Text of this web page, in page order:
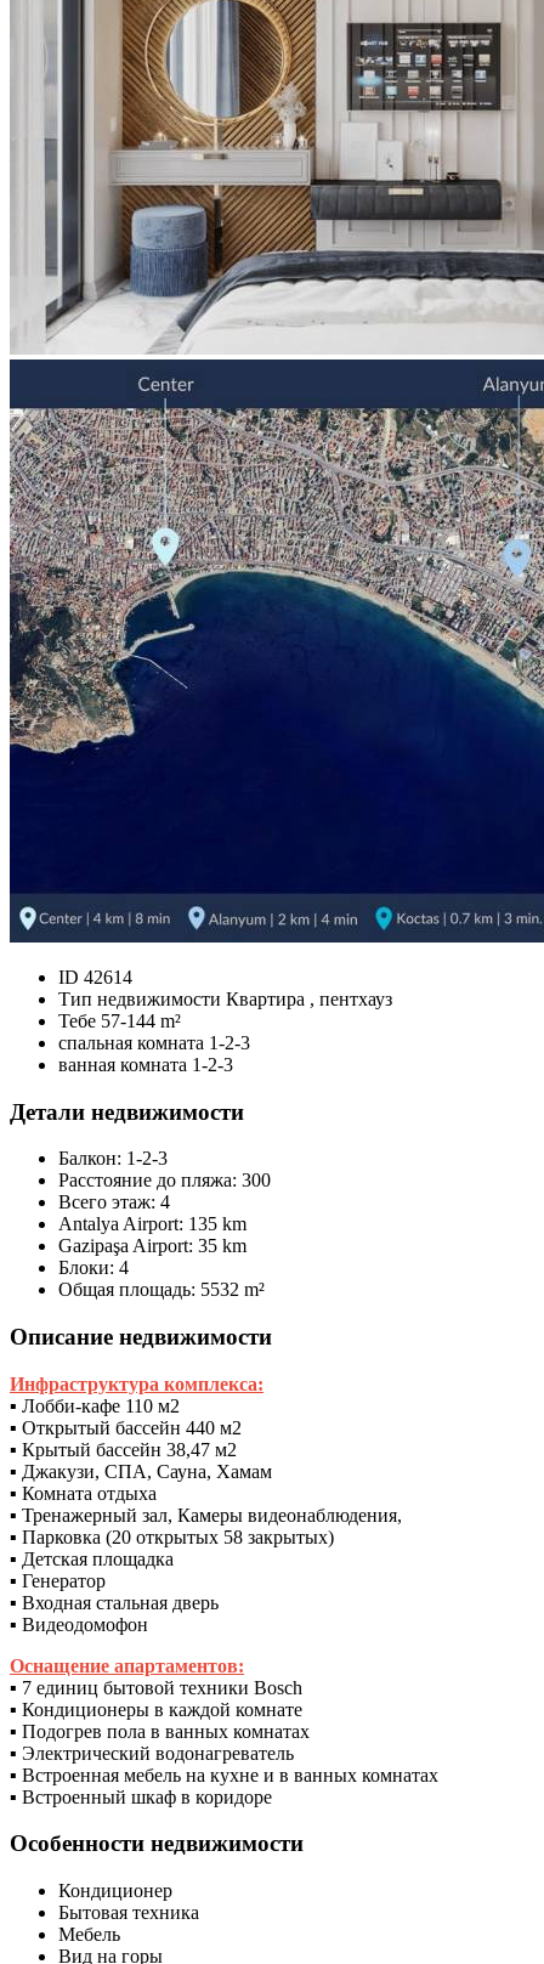
ID 42614
Тип недвижимости Квартира , пентхауз
Тебе 57-144 m²
спальная комната 1-2-3
ванная комната 1-2-3
Детали недвижимости
Балкон: 1-2-3
Расстояние до пляжа: 300
Всего этаж: 4
Antalya Airport: 135 km
Gazipaşa Airport: 35 km
Блоки: 4
Общая площадь: 5532 m²
Описание недвижимости
Инфраструктура комплекса:
▪ Лобби-кафе 110 м2
▪ Открытый бассейн 440 м2
▪ Крытый бассейн 38,47 м2
▪ Джакузи, СПА, Сауна, Хамам
▪ Комната отдыха
▪ Тренажерный зал, Камеры видеонаблюдения,
▪ Парковка (20 открытых 58 закрытых)
▪ Детская площадка
▪ Генератор
▪ Входная стальная дверь
▪ Видеодомофон
Оснащение апартаментов:
▪ 7 единиц бытовой техники Bosch
▪ Кондиционеры в каждой комнате
▪ Подогрев пола в ванных комнатах
▪ Электрический водонагреватель
▪ Встроенная мебель на кухне и в ванных комнатах
▪ Встроенный шкаф в коридоре
Особенности недвижимости
Кондиционер
Бытовая техника
Мебель
Вид на горы